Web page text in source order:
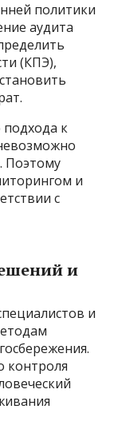
политики
аудита
(КПЭ),
подхода к
Поэтому
и
с
и
и
контроля